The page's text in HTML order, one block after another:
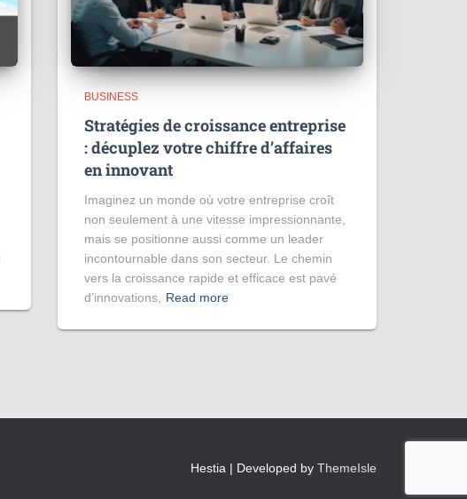
BUSINESS
Stratégies de croissance entreprise
: décuplez votre chiffre d’affaires
en innovant
Imaginez un monde où votre entreprise croît
non seulement à une vitesse impressionnante,
mais se positionne aussi comme un leader
incontournable dans son secteur. Le chemin
vers la croissance rapide et efficace est pavé
d’innovations,
Read more
Hestia | Developed by ThemeIsle